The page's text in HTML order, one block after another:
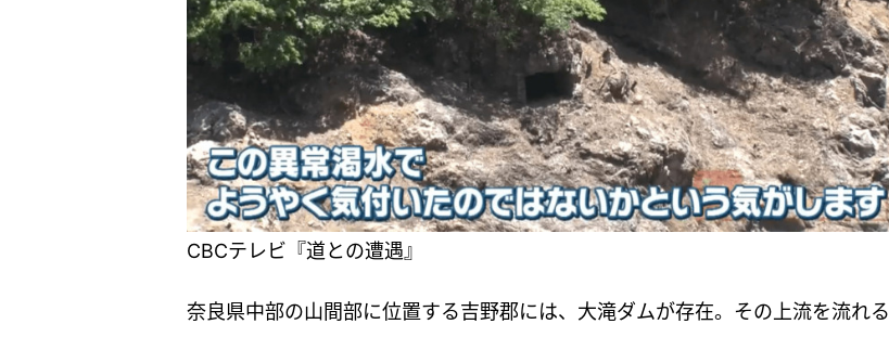
CBCテレビ『道との遭遇』
奈良県中部の山間部に位置する吉野郡には、大滝ダムが存在。その上流を流れる